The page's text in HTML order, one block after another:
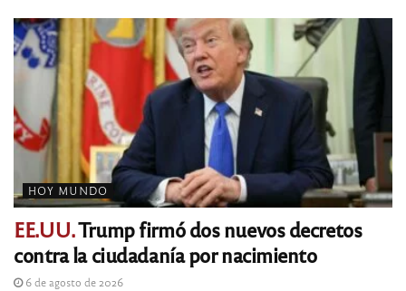
HOY MUNDO
EE.UU.Trump firmó dos nuevos decretos
contra la ciudadanía por nacimiento
6 de agosto de 2026